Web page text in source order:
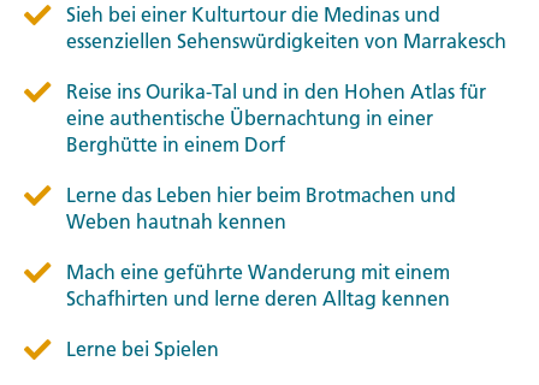
Sieh bei einer Kulturtour die Medinas und
essenziellen Sehenswürdigkeiten von Marrakesch
Reise ins Ourika-Tal und in den Hohen Atlas für
eine authentische Übernachtung in einer
Berghütte in einem Dorf
Lerne das Leben hier beim Brotmachen und
Weben hautnah kennen
Mach eine geführte Wanderung mit einem
Schafhirten und lerne deren Alltag kennen
Lerne bei Spielen